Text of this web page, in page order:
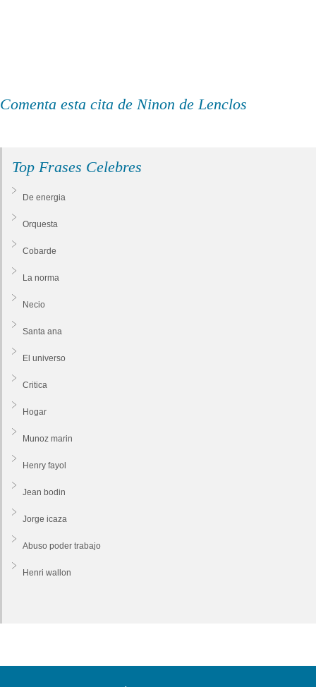
Comenta esta cita de Ninon de Lenclos
Top Frases Celebres
De energia
Orquesta
Cobarde
La norma
Necio
Santa ana
El universo
Critica
Hogar
Munoz marin
Henry fayol
Jean bodin
Jorge icaza
Abuso poder trabajo
Henri wallon